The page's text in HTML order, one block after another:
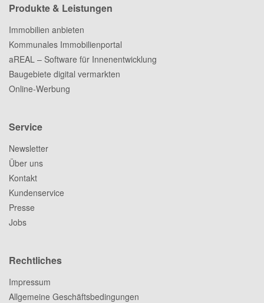
Produkte & Leistungen
Immobilien anbieten
Kommunales Immobilienportal
aREAL – Software für Innenentwicklung
Baugebiete digital vermarkten
Online-Werbung
Service
Newsletter
Über uns
Kontakt
Kundenservice
Presse
Jobs
Rechtliches
Impressum
Allgemeine Geschäftsbedingungen